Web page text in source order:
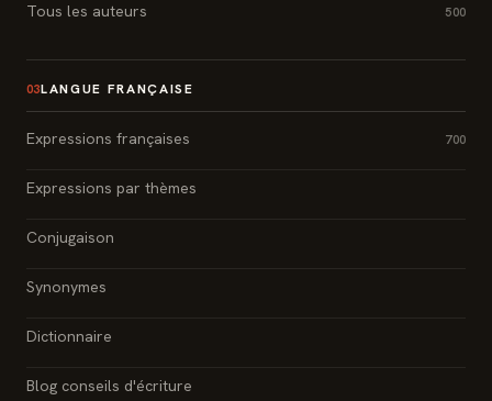
Tous les auteurs 500
03LANGUE FRANÇAISE
Expressions françaises 700
Expressions par thèmes
Conjugaison
Synonymes
Dictionnaire
Blog conseils d'écriture